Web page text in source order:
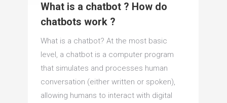
What is a chatbot ? How do
chatbots work ?
What is a chatbot? At the most basic
level, a chatbot is a computer program
that simulates and processes human
conversation (either written or spoken),
allowing humans to interact with digital